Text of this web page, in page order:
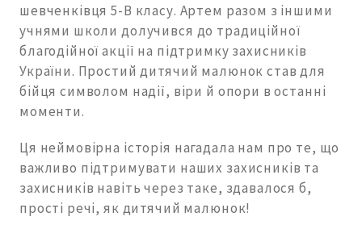
шевченківця 5-В класу. Артем разом з іншими
учнями школи долучився до традиційної
благодійної акції на підтримку захисників
України. Простий дитячий малюнок став для
бійця символом надії, віри й опори в останні
моменти.
Ця неймовірна історія нагадала нам про те, що
важливо підтримувати наших захисників та
захисників навіть через таке, здавалося б,
прості речі, як дитячий малюнок!